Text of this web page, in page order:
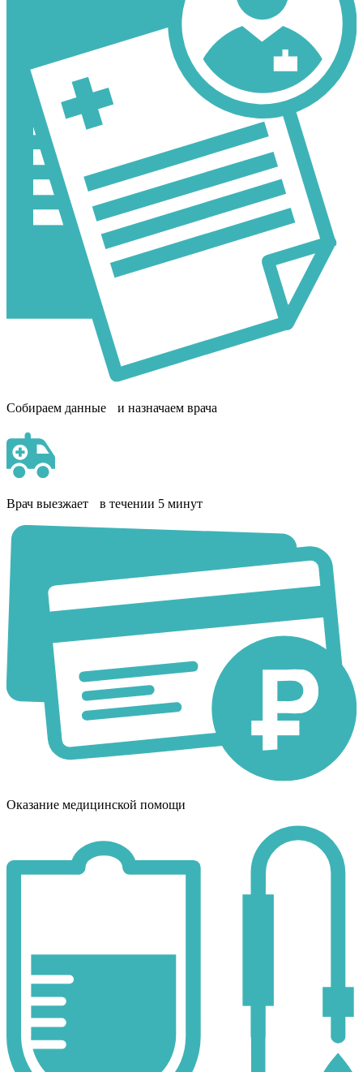
Собираем данные и назначаем врача
Врач выезжает в течении 5 минут
Оказание медицинской помощи